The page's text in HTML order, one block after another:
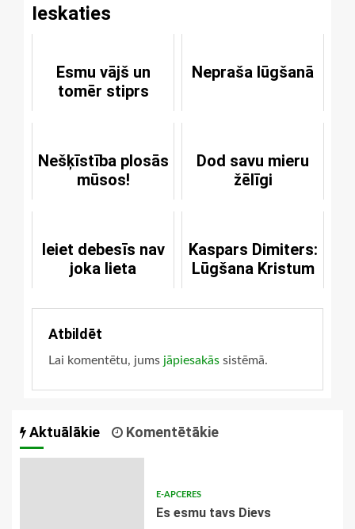
Ieskaties
Esmu vājš un
tomēr stiprs
Nepraša lūgšanā
Nešķīstība plosās
mūsos!
Dod savu mieru
žēlīgi
Ieiet debesīs nav
joka lieta
Kaspars Dimiters:
Lūgšana Kristum
Atbildēt
Lai komentētu, jums jāpiesakās sistēmā.
Aktuālākie Komentētākie
E-APCERES
Es esmu tavs Dievs